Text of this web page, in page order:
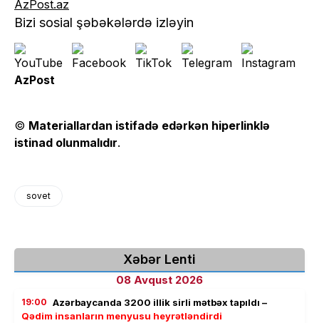
AzPost.az
Bizi sosial şəbəkələrdə izləyin
AzPost
© Materiallardan istifadə edərkən hiperlinklə
istinad olunmalıdır.
sovet
Xəbər Lenti
08 Avqust 2026
19:00 Azərbaycanda 3200 illik sirli mətbəx tapıldı –
Qədim insanların menyusu heyrətləndirdi